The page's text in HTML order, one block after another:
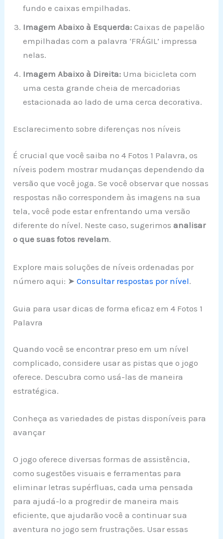
fundo e caixas empilhadas.
Imagem Abaixo à Esquerda: Caixas de papelão
empilhadas com a palavra ‘FRÁGIL’ impressa
nelas.
Imagem Abaixo à Direita: Uma bicicleta com
uma cesta grande cheia de mercadorias
estacionada ao lado de uma cerca decorativa.
Esclarecimento sobre diferenças nos níveis
É crucial que você saiba no 4 Fotos 1 Palavra, os
níveis podem mostrar mudanças dependendo da
versão que você joga. Se você observar que nossas
respostas não correspondem às imagens na sua
tela, você pode estar enfrentando uma versão
diferente do nível. Neste caso, sugerimosanalisar
o que suas fotos revelam.
Explore mais soluções de níveis ordenadas por
número aqui: ➤Consultar respostas por nível.
Guia para usar dicas de forma eficaz em 4 Fotos 1
Palavra
Quando você se encontrar preso em um nível
complicado, considere usar as pistas que o jogo
oferece. Descubra como usá-las de maneira
estratégica.
Conheça as variedades de pistas disponíveis para
avançar
O jogo oferece diversas formas de assistência,
como sugestões visuais e ferramentas para
eliminar letras supérfluas, cada uma pensada
para ajudá-lo a progredir de maneira mais
eficiente, que ajudarão você a continuar sua
aventura no jogo sem frustrações. Usar essas